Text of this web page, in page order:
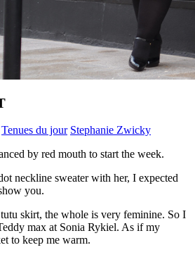
Tenues du jour Stephanie Zwicky
by red mouth to start the week.
neckline sweater with her, I expected
you.
skirt, the whole is very feminine. So I
max at Sonia Rykiel. As if my
to keep me warm.